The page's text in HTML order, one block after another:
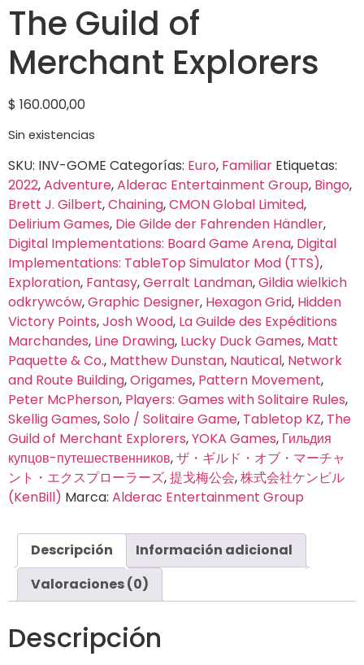
The Guild of
Merchant Explorers
$ 160.000,00
Sin existencias
SKU: INV-GOME Categorías: Euro, Familiar Etiquetas:
2022,Adventure,Alderac Entertainment Group, Bingo,
Brett J. Gilbert,Chaining,CMON Global Limited,
Delirium Games, Die Gilde der Fahrenden Händler,
Digital Implementations: Board Game Arena, Digital
Implementations: TableTop Simulator Mod (TTS),
Exploration, Fantasy,Gerralt Landman,Gildia wielkich
odkrywców,Graphic Designer, Hexagon Grid, Hidden
Victory Points,Josh Wood, La Guilde des Expéditions
Marchandes, Line Drawing, Lucky Duck Games, Matt
Paquette & Co., Matthew Dunstan, Nautical, Network
and Route Building,Origames, Pattern Movement,
Peter McPherson, Players: Games with Solitaire Rules,
Skellig Games,Solo / Solitaire Game, Tabletop KZ, The
Guild of Merchant Explorers,YOKA Games, Гильдия
купцов-путешественников,ザ・ギルド・オブ・マーチャ
ント・エクスプローラーズ,提戈梅公会,株式会社ケンビル
(KenBill) Marca: Alderac Entertainment Group
Descripción
Información adicional
Valoraciones (0)
Descripción